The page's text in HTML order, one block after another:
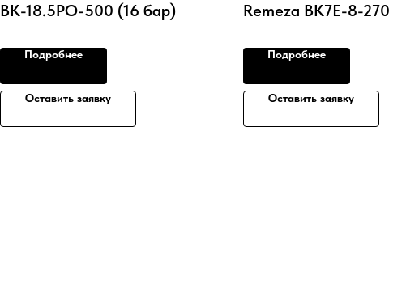
ВК-18.5РО-500 (16 бар)
Подробнее
Оставить заявку
Remeza ВК7Е-8-270
Подробнее
Оставить заявку